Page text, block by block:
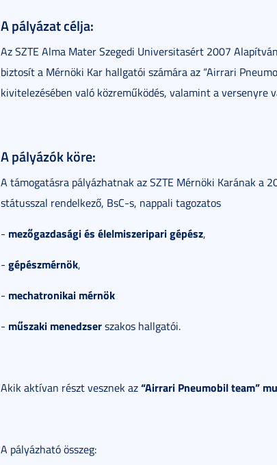
A pályázat célja:
Az SZTE Alma Mater Szegedi Universitasért 2007
biztosít a Mérnöki Kar hallgatói számára az “Airrari
kivitelezésében való közreműködés, valamint a versenyre
A pályázók köre:
A támogatásra pályázhatnak az SZTE Mérnöki Karának
státusszal rendelkező, BsC-s, nappali tagozatos
- mezőgazdasági és élelmiszeripari gépész,
- gépészmérnök,
- mechatronikai mérnök
- műszaki menedzserszakos hallgatói.
Akik aktívan részt vesznek az“Airrari Pneumobil team”
A pályázható összeg: